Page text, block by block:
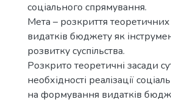
соціального спрямування.
Мета – розкриття
видатків бюджету як
розвитку суспільства.
Розкрито теоретичні засади
необхідності реалізації
на формування видатків